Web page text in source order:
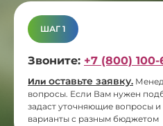
ШАГ 1
Звоните: +7 (800) 100-
Или оставьте заявку.
вопросы. Если Вам нужен
задаст уточняющие вопросы
варианты с разным бюджетом